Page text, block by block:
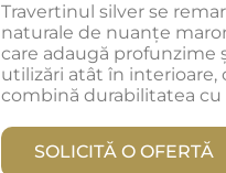
Travertinul silver se
naturale de nuanțe
care adaugă profunzime
utilizări atât în interioare,
combină durabilitatea
SOLICITĂ O OFERTĂ